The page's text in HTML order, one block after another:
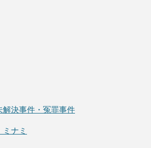
解決事件・冤罪事件
ナミ